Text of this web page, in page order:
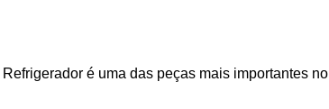
é uma das peças mais importantes no